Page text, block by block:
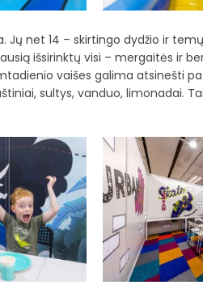
net 14 – skirtingo dydžio ir
išsirinktų visi – mergaitės ir
vaišes galima atsinešti
sultys, vanduo, limonadai.